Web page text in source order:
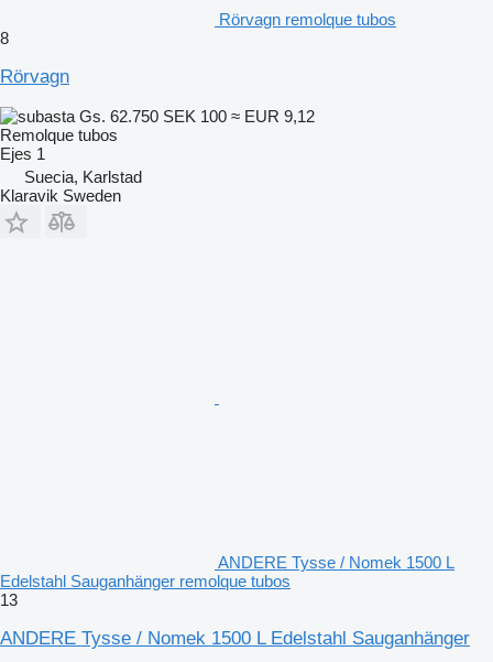
Rörvagn remolque tubos
8
Rörvagn
Gs. 62.750 SEK 100 ≈ EUR 9,12
Remolque tubos
Ejes 1
Suecia, Karlstad
Klaravik Sweden
ANDERE Tysse / Nomek 1500 L
Edelstahl Sauganhänger remolque tubos
13
ANDERE Tysse / Nomek 1500 L Edelstahl Sauganhänger